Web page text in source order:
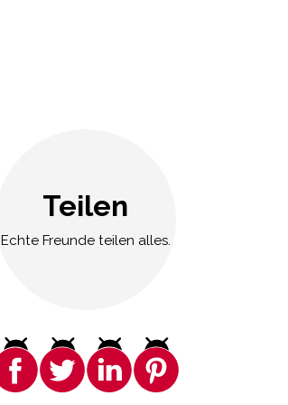
Teilen
Echte Freunde teilen alles.